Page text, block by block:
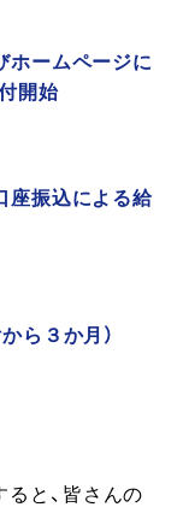
ホームページに
開始
座振込による給
ら３か月）
と、皆さんの